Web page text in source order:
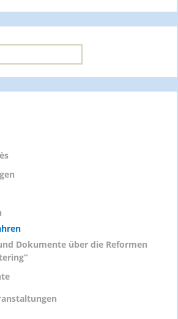
Dokumente über die Reformen